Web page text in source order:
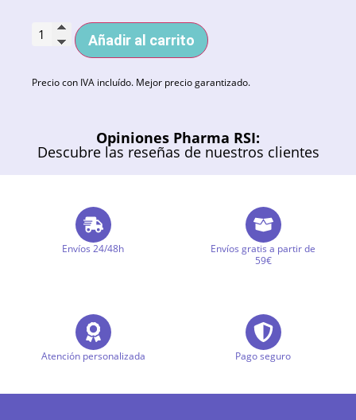
Añadir al carrito
Precio con IVA incluído. Mejor precio garantizado.
Opiniones Pharma RSI:
Descubre las reseñas de nuestros clientes
Envíos 24/48h
Envíos gratis a partir de
59€
Atención personalizada Pago seguro